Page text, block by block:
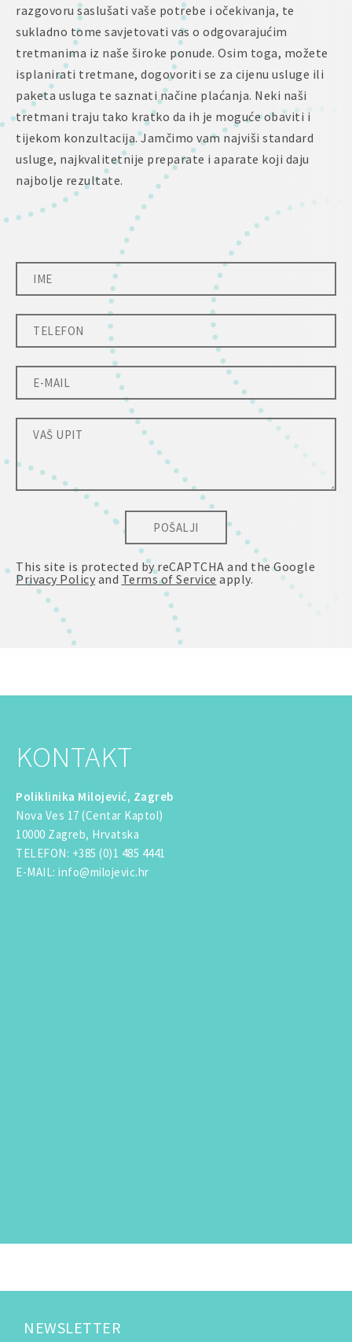
razgovoru saslušati vaše potrebe i očekivanja, te
sukladno tome savjetovati vas o odgovarajućim
tretmanima iz naše široke ponude. Osim toga, možete
isplanirati tretmane, dogovoriti se za cijenu usluge ili
paketa usluga te saznati načine plaćanja. Neki naši
tretmani traju tako kratko da ih je moguće obaviti i
tijekom konzultacija. Jamčimo vam najviši standard
usluge, najkvalitetnije preparate i aparate koji daju
najbolje rezultate.
POŠALJI
This site is protected by reCAPTCHA and the Google
Privacy Policy and Terms of Service apply.
KONTAKT
Poliklinika Milojević, Zagreb
Nova Ves 17 (Centar Kaptol)
10000 Zagreb, Hrvatska
TELEFON: +385 (0)1 485 4441
E-MAIL : info@milojevic.hr
NEWSLETTER